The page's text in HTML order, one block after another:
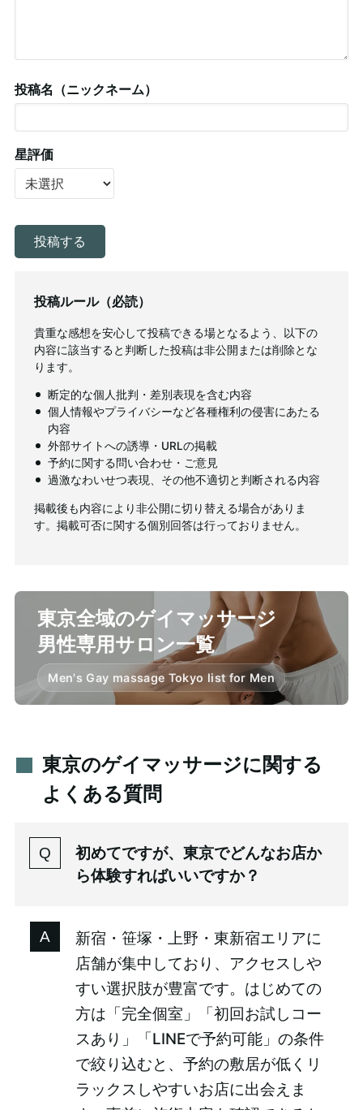
東京全域のゲイマッサージ
男性専用サロン一覧
Men's Gay massage Tokyo list for Men
東京のゲイマッサージに関する
よくある質問
初めてですが、東京でどんなお店か
ら体験すればいいですか？
新宿・笹塚・上野・東新宿エリアに
店舗が集中しており、アクセスしや
すい選択肢が豊富です。はじめての
方は「完全個室」「初回お試しコー
スあり」「LINEで予約可能」の条件
で絞り込むと、予約の敷居が低くリ
ラックスしやすいお店に出会えま
投稿名（ニックネーム）
星評価
投稿ルール（必読）
貴重な感想を安心して投稿できる場となるよう、以下の
内容に該当すると判断した投稿は非公開または削除とな
ります。
断定的な個人批判・差別表現を含む内容
個人情報やプライバシーなど各種権利の侵害にあたる
内容
外部サイトへの誘導・URLの掲載
予約に関する問い合わせ・ご意見
過激なわいせつ表現、その他不適切と判断される内容
掲載後も内容により非公開に切り替える場合がありま
す。掲載可否に関する個別回答は行っておりません。